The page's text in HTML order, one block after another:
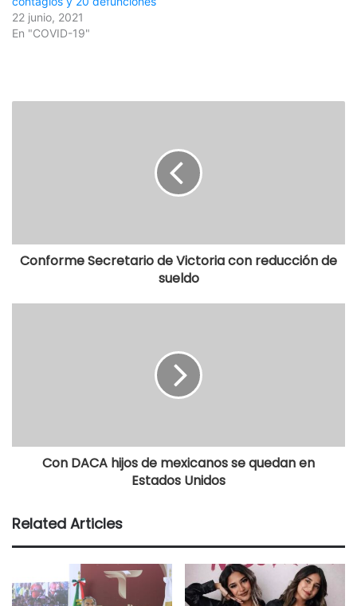
22 junio, 2021
En "COVID-19"
Conforme Secretario de Victoria con reducción de
sueldo
Con DACA hijos de mexicanos se quedan en
Estados Unidos
Related Articles